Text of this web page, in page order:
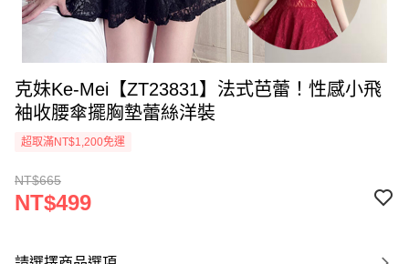
克妹Ke-Mei【ZT23831】法式芭蕾！性感小飛
袖收腰傘擺胸墊蕾絲洋裝
超取滿NT$1,200免運
NT$665
NT$499